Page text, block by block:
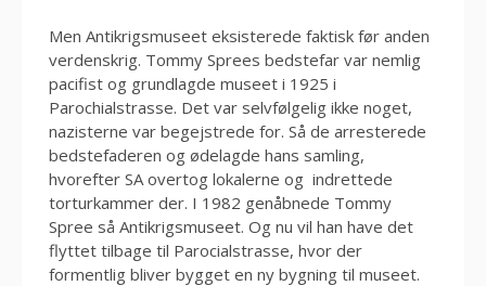
Men Antikrigsmuseet eksisterede faktisk før anden
verdenskrig. Tommy Sprees bedstefar var nemlig
pacifist og grundlagde museet i 1925 i
Parochialstrasse. Det var selvfølgelig ikke noget,
nazisterne var begejstrede for. Så de arresterede
bedstefaderen og ødelagde hans samling,
hvorefter SA overtog lokalerne og indrettede
torturkammer der. I 1982 genåbnede Tommy
Spree så Antikrigsmuseet. Og nu vil han have det
flyttet tilbage til Parocialstrasse, hvor der
formentlig bliver bygget en ny bygning til museet.